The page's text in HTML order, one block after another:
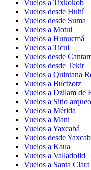
Vuelos a Tixkokob
Vuelos desde Huhí
Vuelos desde Suma
Vuelos a Motul
Vuelos a Hunucmá
Vuelos a Ticul
Vuelos desde
Vuelos desde Tekit
Vuelos a Quintana
Vuelos a Buctzotz
Vuelos a Dzilam de
Vuelos a Sitio
Vuelos a Mérida
Vuelos a Mani
Vuelos a Yaxcabá
Vuelos desde
Vuelos a Kaua
Vuelos a Valladolid
Vuelos a Santa Clara